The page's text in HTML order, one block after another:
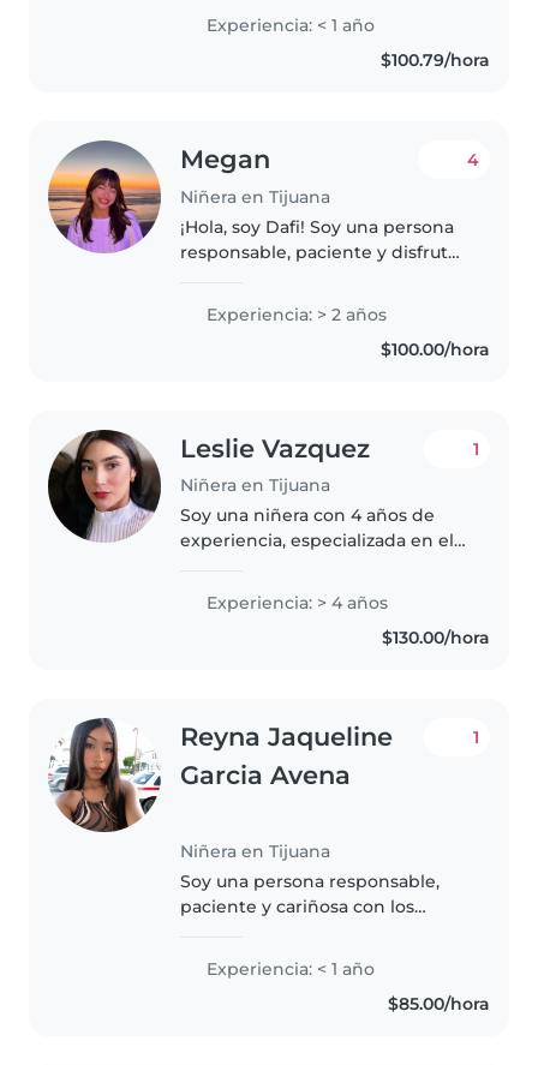
creo que los niños son lo mejor
que hay.
Experiencia: < 1 año
$100.79/hora
Megan
Niñera en Tijuana
4
¡Hola, soy Dafi! Soy una persona
responsable, paciente y disfruto
y niños pequeños. Ayudo en
tareas, actividades recreativas..
Experiencia: > 2 años
$100.00/hora
Leslie Vazquez
Niñera en Tijuana
1
Soy una niñera con 4 años de
experiencia, especializada en el
pequeños, preescolares y
escolares. Tengo una licenciatura
en Ciencias de la Educación y
Experiencia: > 4 años
$130.00/hora
Reyna Jaqueline
Garcia Avena
Niñera en Tijuana
1
Soy una persona responsable,
paciente y cariñosa con los
con tareas escolares y también
apoyar en algunas actividades
del hogar. Me gusta crear un
Experiencia: < 1 año
$85.00/hora